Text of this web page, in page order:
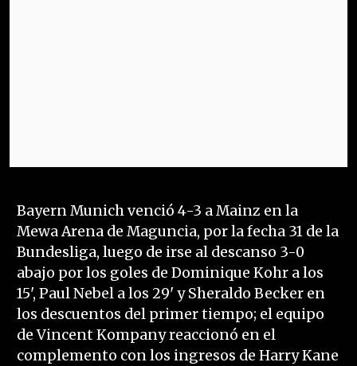
Bayern Munich venció 4-3 a Mainz en la
Mewa Arena de Maguncia, por la fecha 31 de la
Bundesliga, luego de irse al descanso 3-0
abajo por los goles de Dominique Kohr a los
15', Paul Nebel a los 29' y Sheraldo Becker en
los descuentos del primer tiempo; el equipo
de Vincent Kompany reaccionó en el
complemento con los ingresos de Harry Kane